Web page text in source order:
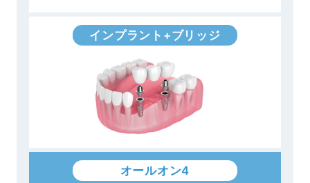
インプラント+ブリッジ
オールオン4